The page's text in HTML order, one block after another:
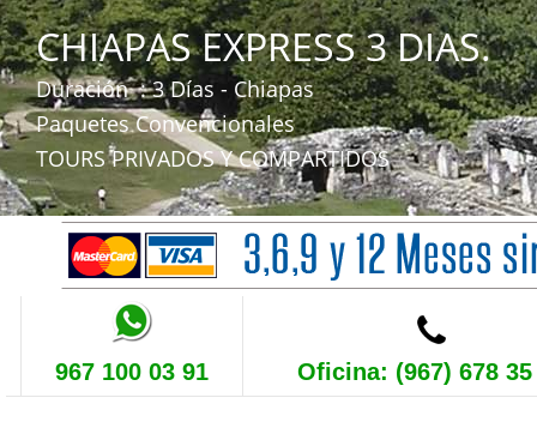
CHIAPAS EXPRESS 3 DIAS.
Duración : 3 Días - Chiapas
Paquetes Convencionales
TOURS PRIVADOS Y COMPARTIDOS
967 100 03 91 Oficina: (967) 678 35